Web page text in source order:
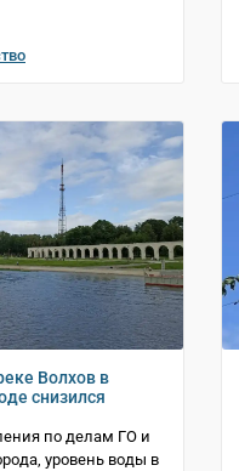
Волхов в
снизился
по делам ГО и
уровень воды в